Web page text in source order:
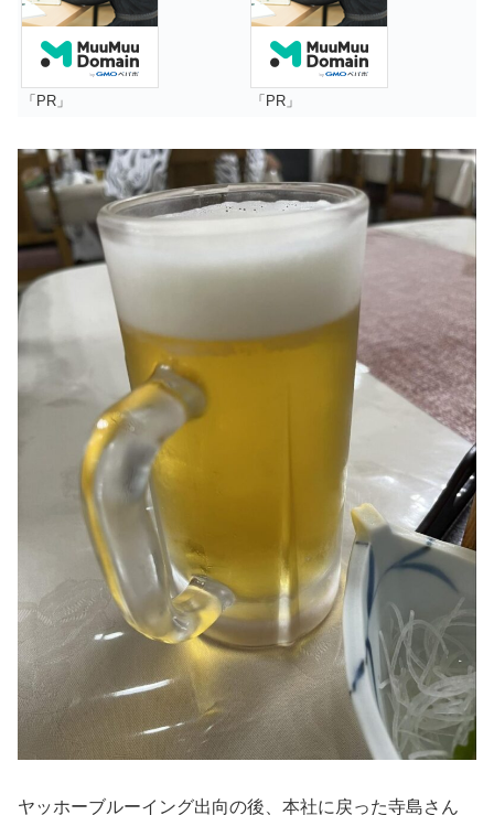
「PR」 「PR」
ヤッホーブルーイング出向の後、本社に戻った寺島さん